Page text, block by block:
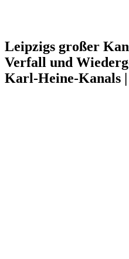
Leipzigs großer
Verfall und
Karl‑Heine‑Kanals